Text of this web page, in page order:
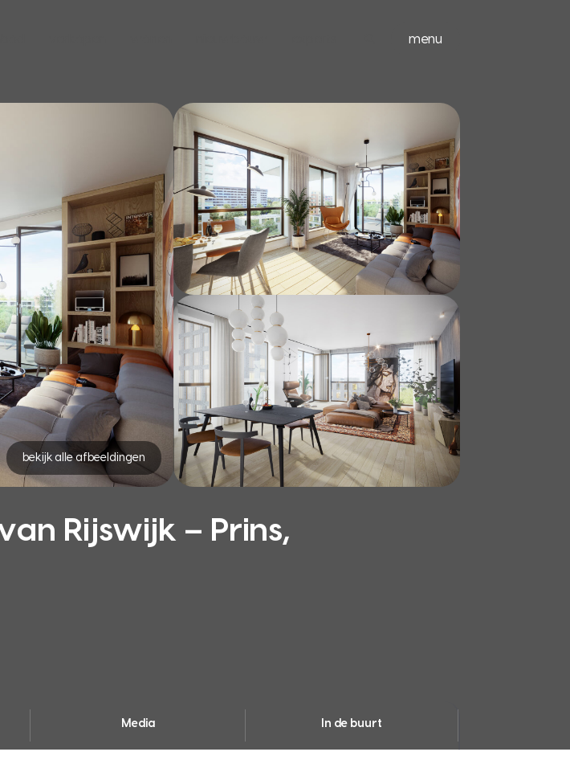
menu
bekijk alle afbeeldingen
Rijswijk – Prins,
Media In de buurt